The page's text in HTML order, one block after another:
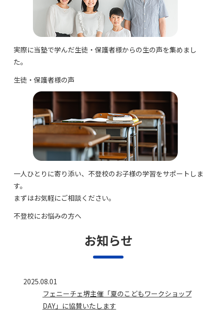
実際に当塾で学んだ生徒・保護者様からの生の声を集めまし
た。
⽣徒・保護者様の声
一人ひとりに寄り添い、不登校のお子様の学習をサポートしま
す。
まずはお気軽にご相談ください。
不登校にお悩みの⽅へ
お知らせ
2025.08.01
フェニーチェ堺主催「夏のこどもワークショップ
DAY」に協賛いたします